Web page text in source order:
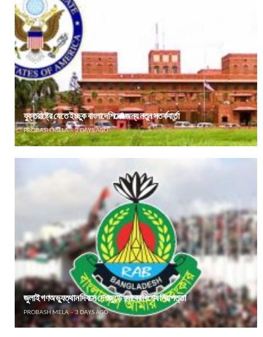
যুক্তরাষ্ট্রে যেতে ইচ্ছুক বাংলাদেশিদের জন্য নতুন সতর্কবার্তা
PROBASH MELA 3 DAYS AGO
জুলাই গণঅভ্যুত্থান দিবসে দেশজুড়ে র‌্যাবের বিশেষ নিরাপত্তা
PROBASH MELA 3 DAYS AGO